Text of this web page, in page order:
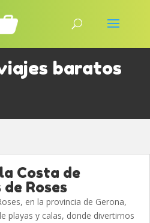
baratos
Costa de
Roses
en la provincia de Gerona,
playas y calas, donde divertirnos